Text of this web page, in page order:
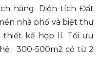
hàng. Diện tích Đất
nhà phố và biệt thự
thiết kế hợp lí. Tối ưu
: 300-500m2 có từ 2